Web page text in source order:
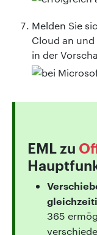
Melden Sie
Cloud an
in der
EML zu
365